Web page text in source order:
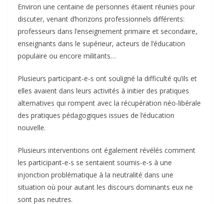
Environ une centaine de personnes étaient réunies pour
discuter, venant d’horizons professionnels différents:
professeurs dans l’enseignement primaire et secondaire,
enseignants dans le supérieur, acteurs de l’éducation
populaire ou encore militants…
Plusieurs participant-e-s ont souligné la difficulté qu’ils et
elles avaient dans leurs activités à initier des pratiques
alternatives qui rompent avec la récupération néo-libérale
des pratiques pédagogiques issues de l’éducation
nouvelle.
Plusieurs interventions ont également révélés comment
les participant-e-s se sentaient soumis-e-s à une
injonction problématique à la neutralité dans une
situation où pour autant les discours dominants eux ne
sont pas neutres.